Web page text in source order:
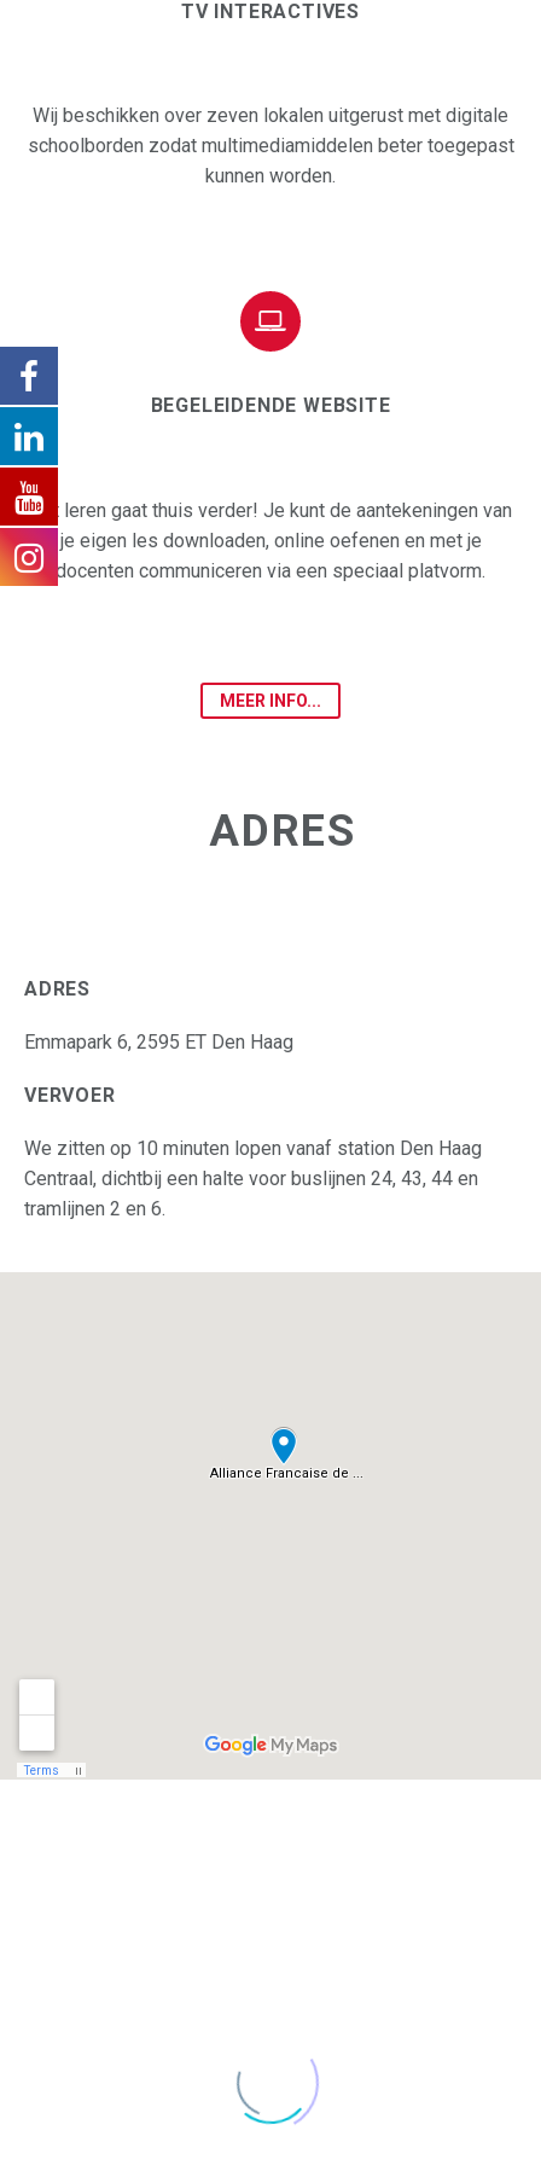
TV INTERACTIVES
Wij beschikken over zeven lokalen uitgerust met digitale
schoolborden zodat multimediamiddelen beter toegepast
kunnen worden.


BEGELEIDENDE WEBSITE
Het leren gaat thuis verder! Je kunt de aantekeningen van
je eigen les downloaden, online oefenen en met je
docenten communiceren via een speciaal platvorm.
MEER INFO...
ADRES
ADRES
Emmapark 6, 2595 ET Den Haag
VERVOER
We zitten op 10 minuten lopen vanaf station Den Haag
Centraal, dichtbij een halte voor buslijnen 24, 43, 44 en
tramlijnen 2 en 6.